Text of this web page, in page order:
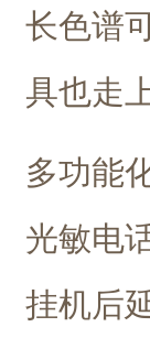
长色谱
具也走
多功能
光敏电
挂机后